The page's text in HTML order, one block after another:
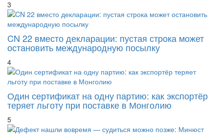
CN 22 вместо декларации: пустая строка может
остановить международную посылку
4
Один сертификат на одну партию: как экспортёр
теряет льготу при поставке в Монголию
5